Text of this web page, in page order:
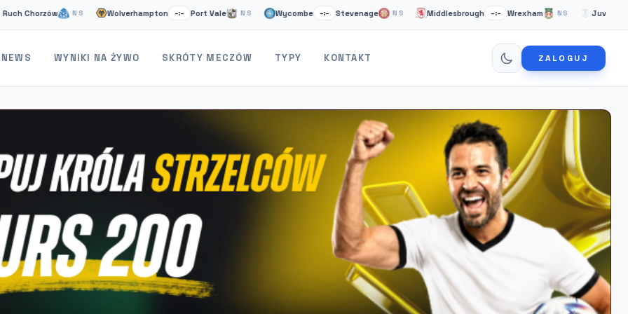
NS Wolverhampton –:– Port Vale NS Wycombe –:– Stevenage NS Middlesbrough –:– Wrexham NS Juventus Turyn
NEWS WYNIKI NA ŻYWO SKRÓTY MECZÓW TYPY KONTAKT ZALOGUJ